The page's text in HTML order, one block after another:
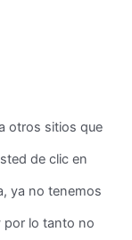
otros sitios que
de clic en
ya no tenemos
por lo tanto no